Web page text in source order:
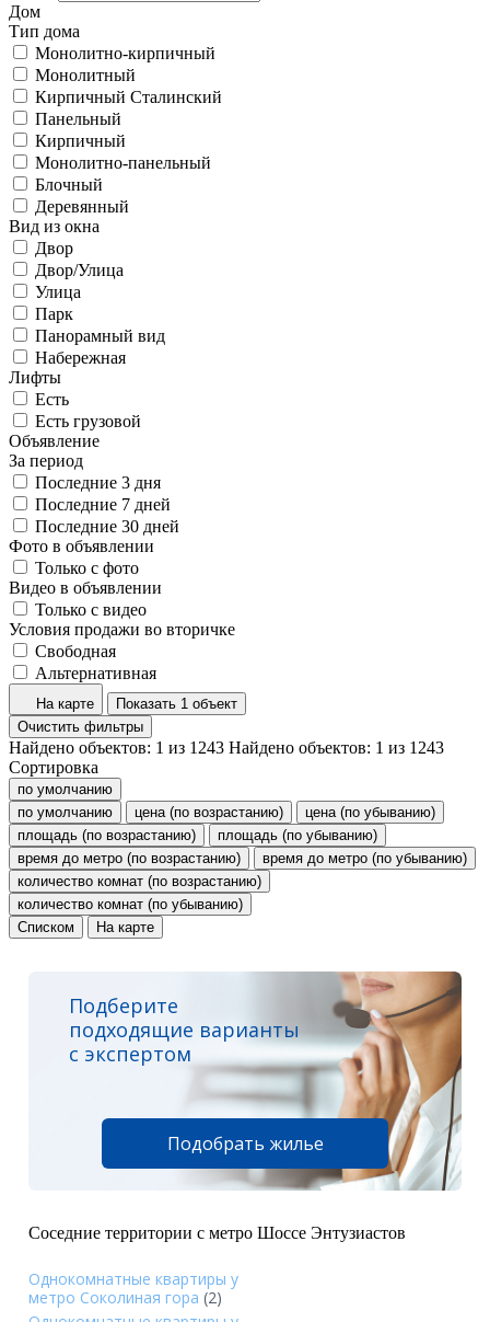
Дом
Тип дома
Монолитно-кирпичный
Монолитный
Кирпичный Сталинский
Панельный
Кирпичный
Монолитно-панельный
Блочный
Деревянный
Вид из окна
Двор
Двор/Улица
Улица
Парк
Панорамный вид
Набережная
Лифты
Есть
Есть грузовой
Объявление
За период
Последние 3 дня
Последние 7 дней
Последние 30 дней
Фото в объявлении
Только с фото
Видео в объявлении
Только с видео
Условия продажи во вторичке
Свободная
Альтернативная
На карте
Показать 1 объект
Очистить фильтры
Найдено объектов: 1 из 1243 Найдено объектов: 1 из 1243
Сортировка
по умолчанию
по умолчанию
цена (по возрастанию)
цена (по убыванию)
площадь (по возрастанию)
площадь (по убыванию)
время до метро (по возрастанию)
время до метро (по убыванию)
количество комнат (по возрастанию)
количество комнат (по убыванию)
Списком
На карте
Подберите
подходящие варианты
с экспертом
Подобрать жилье
Соседние территории с метро Шоссе Энтузиастов
Однокомнатные квартиры у
метро Соколиная гора (2)